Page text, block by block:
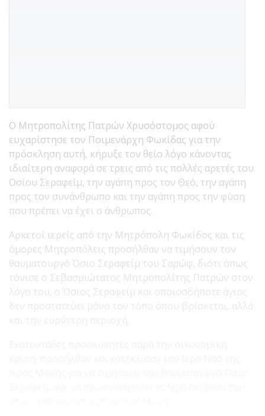
Ο Μητροπολίτης Πατρών Χρυσόστομος αφού
ευχαρίστησε τον Ποιμενάρχη Φωκίδας για την
πρόσκληση αυτή, κήρυξε τον θείο λόγο κάνοντας
ιδιαίτερη αναφορά σε τρεις από τις πολλές αρετές του
Οσίου Σεραφείμ, την αγάπη προς τον Θεό, την αγάπη
προς τον συνάνθρωπο και την αγάπη προς την φύση
που πρέπει να έχει ο άνθρωπος.
Αρκετοί ιερείς από την Μητρόπολη Φωκίδος και τις
όμορες Μητροπόλεις προσήλθαν να τιμήσουν τον
θαυματουργό Όσιο Σεραφείμ του Σαρώφ, διότι όπως
τόνισε ο Σεβασμιώτατος Μητροπολίτης Πατρών στον
λόγο του, ο Όσιος Σεραφείμ και οποιοσδήποτε άγιος
δεν προστατεύει μόνο τον τόπο όπου βρίσκεται, αλλά